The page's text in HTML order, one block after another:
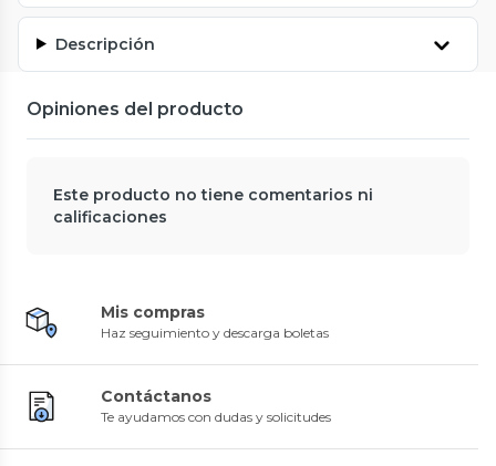
Descripción
Opiniones del producto
Este producto no tiene comentarios ni
calificaciones
Mis compras
Haz seguimiento y descarga boletas
Contáctanos
Te ayudamos con dudas y solicitudes